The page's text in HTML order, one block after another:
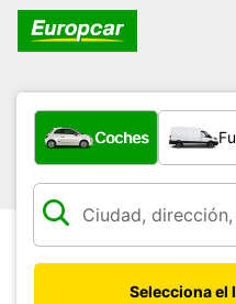
¿Qué tipo de vehículo?
Coches
Selecciona el